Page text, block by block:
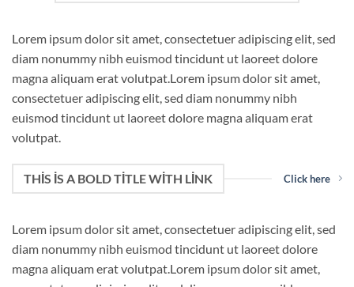
Lorem ipsum dolor sit amet, consectetuer adipiscing elit, sed
diam nonummy nibh euismod tincidunt ut laoreet dolore
magna aliquam erat volutpat.Lorem ipsum dolor sit amet,
consectetuer adipiscing elit, sed diam nonummy nibh
euismod tincidunt ut laoreet dolore magna aliquam erat
volutpat.
THIS IS A BOLD TITLE WITH LINK Click here
Lorem ipsum dolor sit amet, consectetuer adipiscing elit, sed
diam nonummy nibh euismod tincidunt ut laoreet dolore
magna aliquam erat volutpat.Lorem ipsum dolor sit amet,